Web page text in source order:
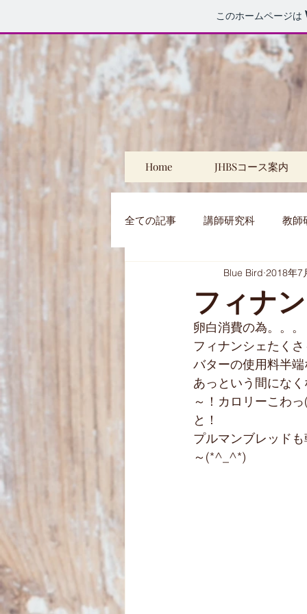
このホームページは
Home JHBSコース案内
全ての記事 講師研究科 教師
プライベート
クリスマスケーキ 子供パン
フィナ
Blue Bird 2018年7
卵白消費の為。。。
フィナンシェたく
バターの使用料半
あっという間にな
～！カロリーこわ
と！
プルマンブレッド
～(*^_^*)